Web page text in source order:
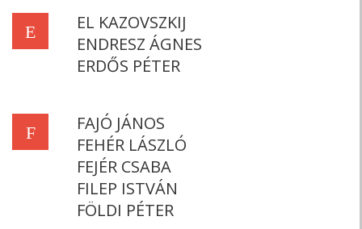
E
EL KAZOVSZKIJ
ENDRESZ ÁGNES
ERDŐS PÉTER
F
FAJÓ JÁNOS
FEHÉR LÁSZLÓ
FEJÉR CSABA
FILEP ISTVÁN
FÖLDI PÉTER